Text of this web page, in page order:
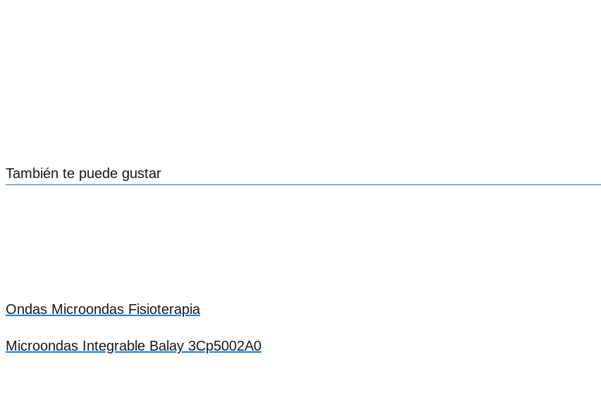
También te puede gustar
Ondas Microondas Fisioterapia
Microondas Integrable Balay 3Cp5002A0